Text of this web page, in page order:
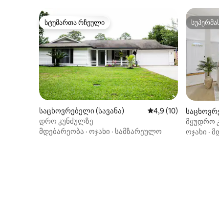
სტუმართა რჩეული
სტუმართა რჩეული
საცხოვრებელი (სავანა) საშუალო
4,9 (10)
დრო კუნძულზე
მდებარეობა · ოჯახი · სამზარეულო
მყუდრო
და
ოჯახი ·